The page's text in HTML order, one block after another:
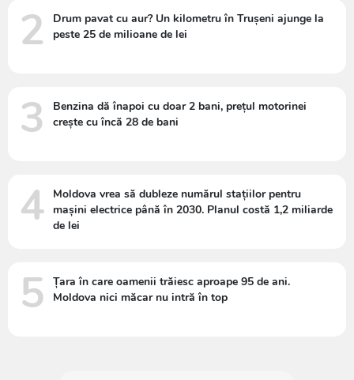
2
Drum pavat cu aur? Un kilometru în Trușeni ajunge la
peste 25 de milioane de lei
3
Benzina dă înapoi cu doar 2 bani, prețul motorinei
crește cu încă 28 de bani
4
Moldova vrea să dubleze numărul stațiilor pentru
mașini electrice până în 2030. Planul costă 1,2 miliarde
de lei
5
Țara în care oamenii trăiesc aproape 95 de ani.
Moldova nici măcar nu intră în top